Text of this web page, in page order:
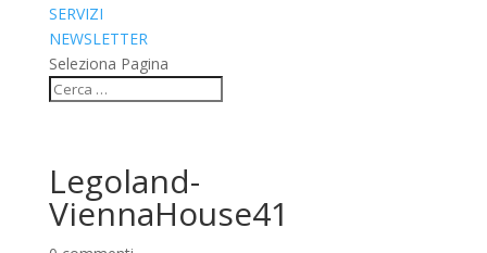
SERVIZI
NEWSLETTER
Seleziona Pagina
Legoland-
ViennaHouse41